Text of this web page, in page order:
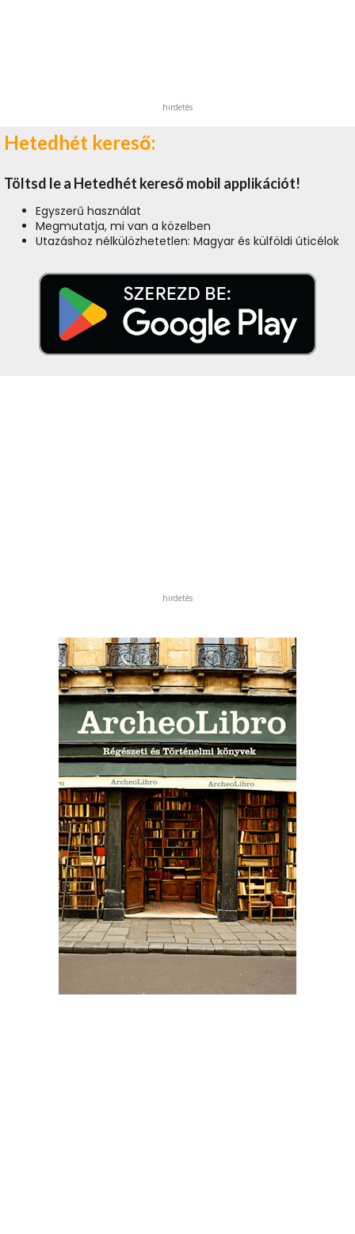
hirdetés
Hetedhét kereső:
Töltsd le a Hetedhét kereső mobil applikációt!
Egyszerű használat
Megmutatja, mi van a közelben
Utazáshoz nélkülözhetetlen: Magyar és külföldi úticélok
hirdetés